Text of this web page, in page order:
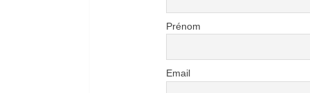
Prénom
Email